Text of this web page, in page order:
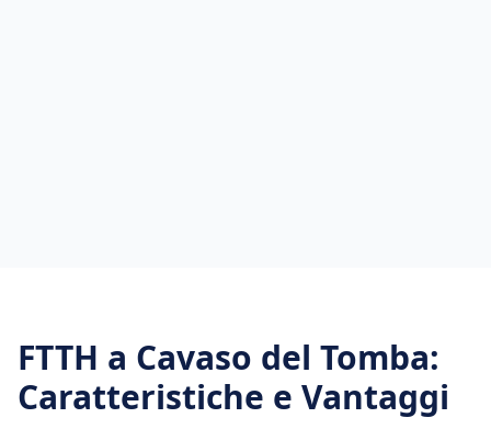
FTTH a Cavaso del Tomba:
Caratteristiche e Vantaggi